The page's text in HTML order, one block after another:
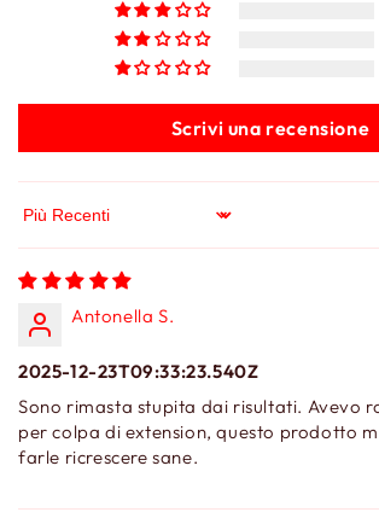
Scrivi una recensione
Sort by
Antonella S.
2025-12-23T09:33:23.540Z
Sono rimasta stupita dai risultati. Avevo
per colpa di extension, questo prodotto
farle ricrescere sane.